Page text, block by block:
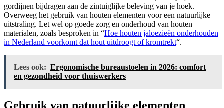
gordijnen bijdragen aan de zintuiglijke beleving van je hoek.
Overweeg het gebruik van houten elementen voor een natuurlijke
uitstraling. Let wel op goede zorg en onderhoud van houten
materialen, zoals besproken in “Hoe houten jaloezieën onderhouden
in Nederland voorkomt dat hout uitdroogt of kromtrekt“.
Lees ook: Ergonomische bureaustoelen in 2026: comfort
en gezondheid voor thuiswerkers
Gebruik van natuurlijke elementen